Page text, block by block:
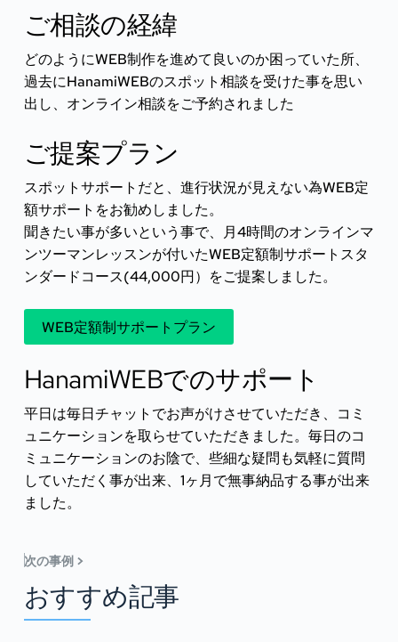
ご相談の経緯
どのようにWEB制作を進めて良いのか困っていた所、
過去にHanamiWEBのスポット相談を受けた事を思い
出し、オンライン相談をご予約されました
ご提案プラン
スポットサポートだと、進行状況が見えない為WEB定
額サポートをお勧めしました。
聞きたい事が多いという事で、月4時間のオンラインマ
ンツーマンレッスンが付いたWEB定額制サポートスタ
ンダードコース(44,000円）をご提案しました。
WEB定額制サポートプラン
HanamiWEBでのサポート
平日は毎日チャットでお声がけさせていただき、コミ
ュニケーションを取らせていただきました。毎日のコ
ミュニケーションのお陰で、些細な疑問も気軽に質問
していただく事が出来、1ヶ月で無事納品する事が出来
ました。
次の事例 >
おすすめ記事